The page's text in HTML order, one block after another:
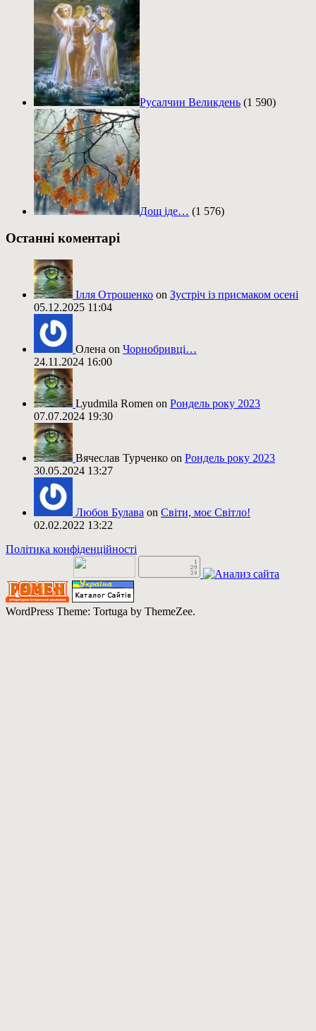
Русалчин Великдень (1 590)
Дощ іде… (1 576)
Останні коментарі
Ілля Отрошенко on Зустріч із присмаком осені
05.12.2025 11:04
Олена on Чорнобривці…
24.11.2024 16:00
Lyudmila Romen on Рондель року 2023
07.07.2024 19:30
Вячеслав Турченко on Рондель року 2023
30.05.2024 13:27
Любов Булава on Світи, моє Світло!
02.02.2022 13:22
Політика конфіденційності
WordPress Theme: Tortuga by ThemeZee.